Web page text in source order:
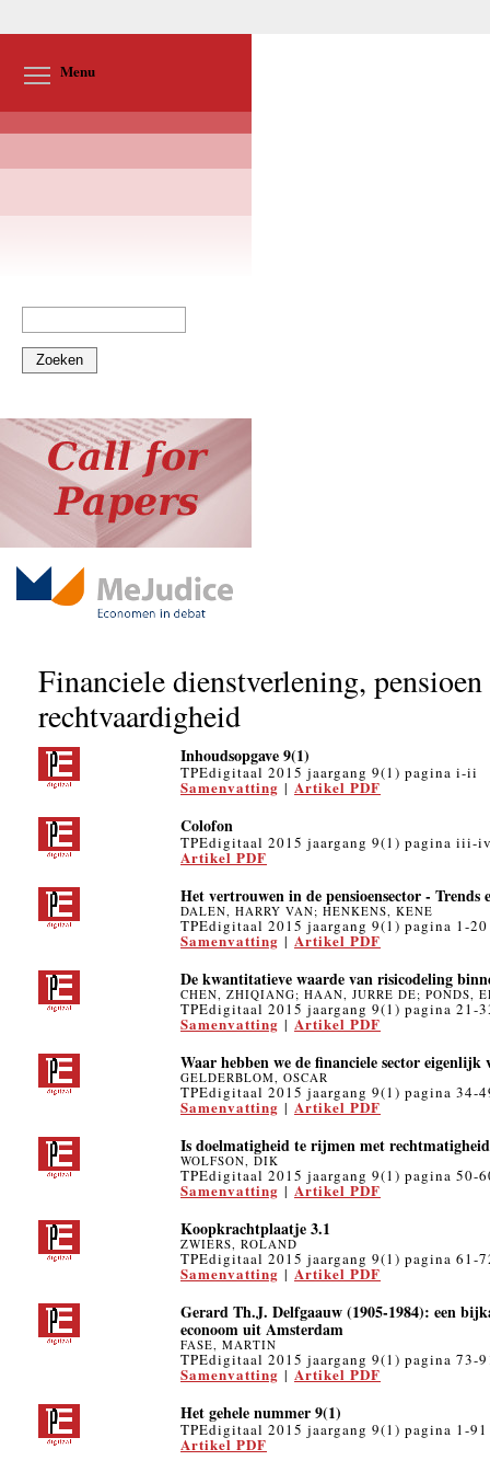
Menu
Zoeken
Financiele dienstverlening, pensioen
rechtvaardigheid
Inhoudsopgave 9(1)
TPEdigitaal 2015 jaargang 9(1) pagina i-ii
Samenvatting | Artikel PDF
Colofon
TPEdigitaal 2015 jaargang 9(1) pagina iii-
Artikel PDF
Het vertrouwen in de pensioensector - Trends
DALEN, HARRY VAN; HENKENS, KENE
TPEdigitaal 2015 jaargang 9(1) pagina 1-20
Samenvatting | Artikel PDF
De kwantitatieve waarde van risicodeling
CHEN, ZHIQIANG; HAAN, JURRE DE; PONDS,
TPEdigitaal 2015 jaargang 9(1) pagina 21-
Samenvatting | Artikel PDF
Waar hebben we de financiele sector eigenlijk
GELDERBLOM, OSCAR
TPEdigitaal 2015 jaargang 9(1) pagina 34-
Samenvatting | Artikel PDF
Is doelmatigheid te rijmen met
WOLFSON, DIK
TPEdigitaal 2015 jaargang 9(1) pagina 50-
Samenvatting | Artikel PDF
Koopkrachtplaatje 3.1
ZWIERS, ROLAND
TPEdigitaal 2015 jaargang 9(1) pagina 61-
Samenvatting | Artikel PDF
Gerard Th.J. Delfgaauw (1905-1984): een
econoom uit Amsterdam
FASE, MARTIN
TPEdigitaal 2015 jaargang 9(1) pagina 73-
Samenvatting | Artikel PDF
Het gehele nummer 9(1)
TPEdigitaal 2015 jaargang 9(1) pagina 1-91
Artikel PDF